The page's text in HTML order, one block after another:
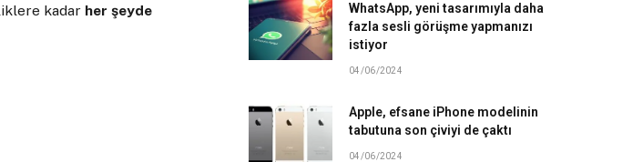
kadar her şeyde
WhatsApp, yeni tasarımıyla daha
fazla sesli görüşme yapmanızı
istiyor
04/06/2024
Apple, efsane iPhone modelinin
tabutuna son çiviyi de çaktı
04/06/2024